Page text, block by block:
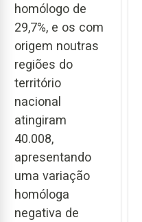
homólogo de
29,7%, e os com
origem noutras
regiões do
território
nacional
atingiram
40.008,
apresentando
uma variação
homóloga
negativa de